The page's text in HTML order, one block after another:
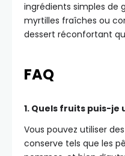
ingrédients simples de
myrtilles fraîches ou
dessert réconfortant
FAQ
1. Quels fruits puis-je
Vous pouvez utiliser
conserve tels que les